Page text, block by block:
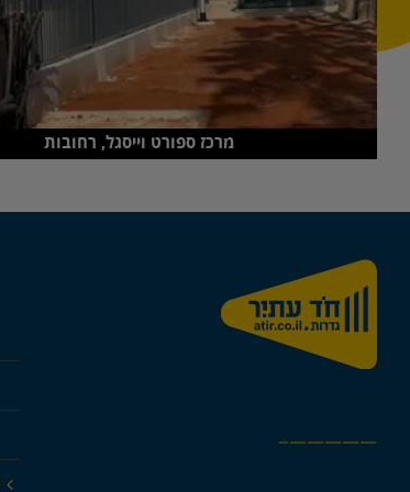
מרכז ספורט וייסגל, רחובות
—————–